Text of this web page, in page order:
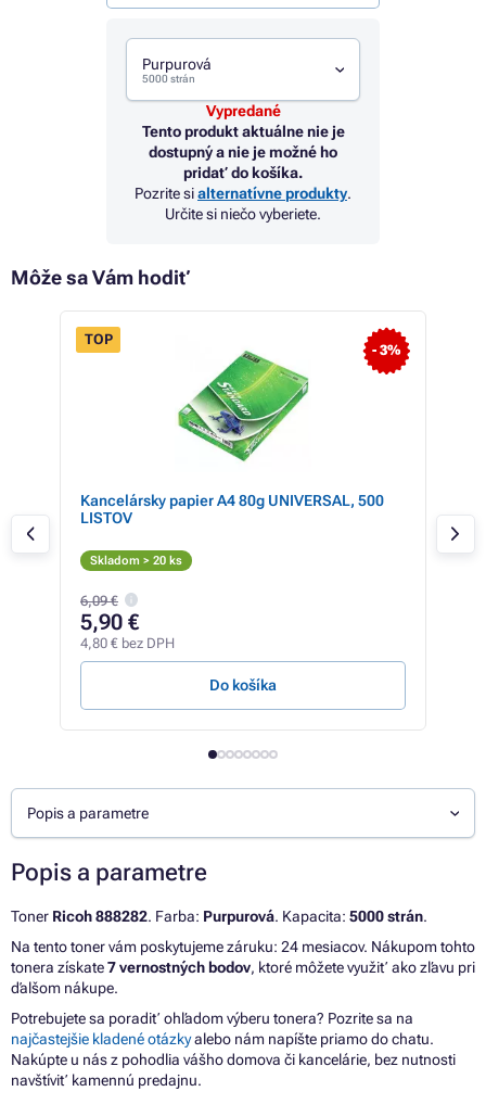
Purpurová
5000 strán
Vypredané
Tento produkt aktuálne nie je
dostupný a nie je možné ho
pridať do košíka.
Pozrite sialternatívne produkty.
Určite si niečo vyberiete.
Môže sa Vám hodiť
- 3%
TOP
Kancelársky papier A4 80g UNIVERSAL, 500
LISTOV
Skladom > 20 ks
6,09 €
5,90 €
4,80 € bez DPH
Do košíka
Popis a parametre
Popis a parametre
Toner Ricoh 888282. Farba: Purpurová. Kapacita: 5000 strán.
Na tento toner vám poskytujeme záruku: 24 mesiacov. Nákupom tohto
tonera získate7 vernostných bodov, ktoré môžete využiť ako zľavu pri
ďalšom nákupe.
Potrebujete sa poradiť ohľadom výberu tonera? Pozrite sa na
najčastejšie kladené otázkyalebo nám napíšte priamo do chatu.
Nakúpte u nás z pohodlia vášho domova či kancelárie, bez nutnosti
navštíviť kamennú predajnu.